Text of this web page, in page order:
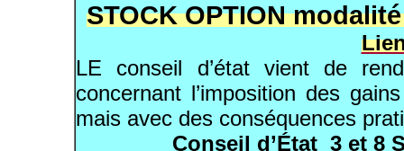
STOCK OPTION
LE conseil d’état vient de
concernant l’imposition des
mais avec des conséquences
Conseil d’État 3 et 8